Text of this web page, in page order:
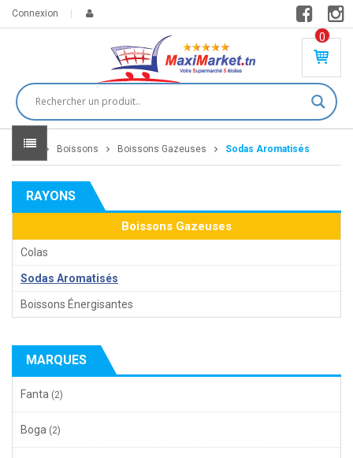
Connexion
0
PR
DU
IT(
S)
DT
Home Boissons Boissons Gazeuses Sodas Aromatisés
RAYONS
Boissons Gazeuses
Colas
Sodas Aromatisés
Boissons Énergisantes
MARQUES
Fanta (2)
Boga (2)